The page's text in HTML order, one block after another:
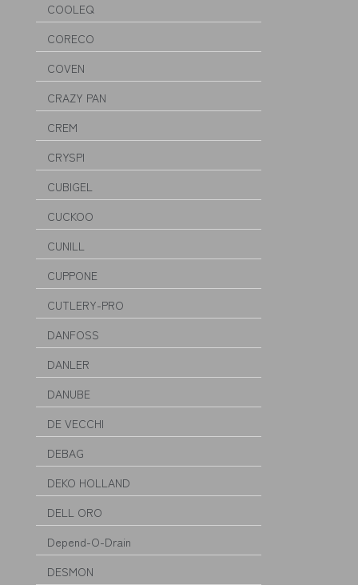
COOLEQ
CORECO
COVEN
CRAZY PAN
CREM
CRYSPI
CUBIGEL
CUCKOO
CUNILL
CUPPONE
CUTLERY-PRO
DANFOSS
DANLER
DANUBE
DE VECCHI
DEBAG
DEKO HOLLAND
DELL ORO
Depend-O-Drain
DESMON